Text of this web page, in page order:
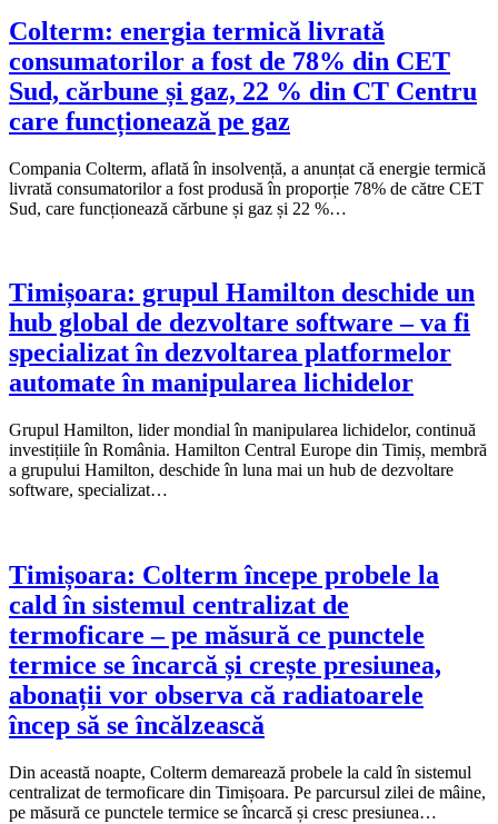
Colterm: energia termică livrată
consumatorilor a fost de 78% din CET
Sud, cărbune și gaz, 22 % din CT Centru
care funcționează pe gaz
Compania Colterm, aflată în insolvență, a anunțat că energie termică
livrată consumatorilor a fost produsă în proporție 78% de către CET
Sud, care funcționează cărbune și gaz și 22 %…
Timișoara: grupul Hamilton deschide un
hub global de dezvoltare software – va fi
specializat în dezvoltarea platformelor
automate în manipularea lichidelor
Grupul Hamilton, lider mondial în manipularea lichidelor, continuă
investițiile în România. Hamilton Central Europe din Timiș, membră
a grupului Hamilton, deschide în luna mai un hub de dezvoltare
software, specializat…
Timișoara: Colterm începe probele la
cald în sistemul centralizat de
termoficare – pe măsură ce punctele
termice se încarcă și crește presiunea,
abonații vor observa că radiatoarele
încep să se încălzească
Din această noapte, Colterm demarează probele la cald în sistemul
centralizat de termoficare din Timișoara. Pe parcursul zilei de mâine,
pe măsură ce punctele termice se încarcă și cresc presiunea…